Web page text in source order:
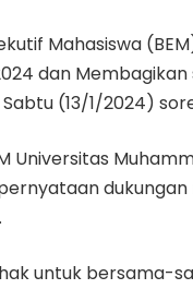
Mahasiswa
dan
(13/1/2024)
Universitas
untuk bersama-